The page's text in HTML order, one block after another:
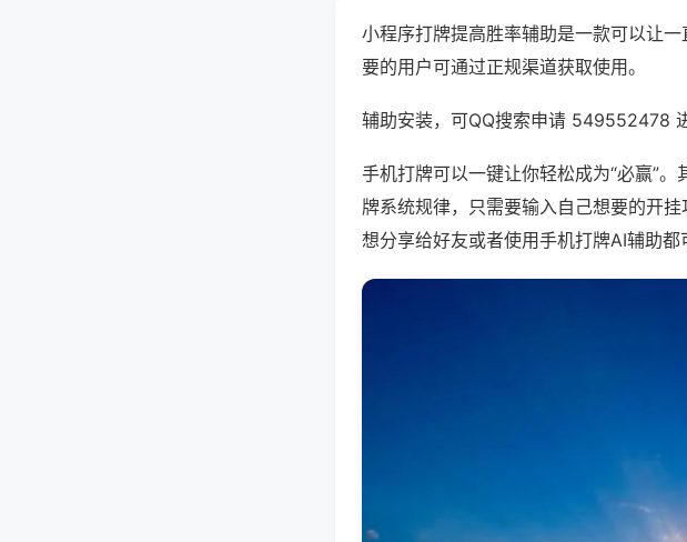
小程序打牌提高胜率辅助是一款可以让
要的用户可通过正规渠道获取使用。
辅助安装，可QQ搜索申请 549552478
手机打牌可以一键让你轻松成为“必赢”
牌系统规律，只需要输入自己想要的开
想分享给好友或者使用手机打牌AI辅助都